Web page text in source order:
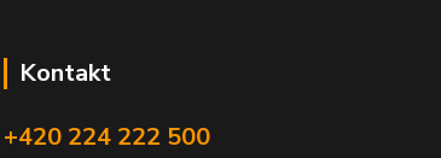
Kontakt
+420 224 222 500